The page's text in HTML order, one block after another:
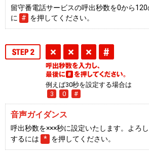
留守番電話サービスの呼出秒数を0から
に
# を押してください。
例えば30秒を設定する場合は
3
0 #
音声ガイダンス
呼出秒数を×××秒に設定いたします。よろ
するには
* を押してください。